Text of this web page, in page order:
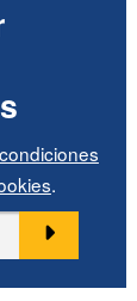
.